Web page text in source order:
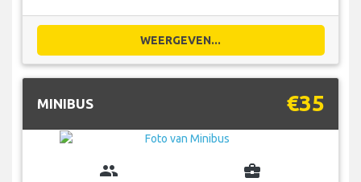
WEERGEVEN...
MINIBUS €35
group business_center